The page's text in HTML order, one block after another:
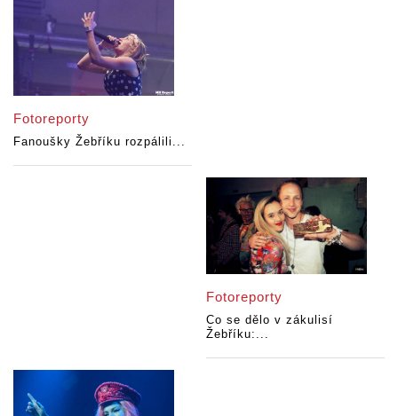
Fotoreporty
Fanoušky Žebříku rozpálili...
Fotoreporty
Co se dělo v zákulisí
Žebříku:...